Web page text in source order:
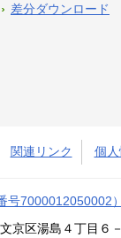
差分ダウンロード
関連リンク 個
号7000012050002）
京区湯島４丁目